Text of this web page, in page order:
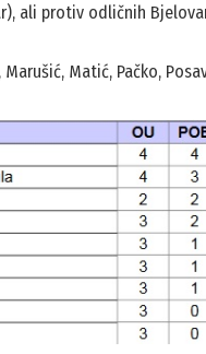
ali protiv odličnih
Matić, Pačko,